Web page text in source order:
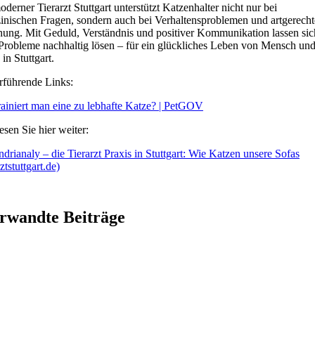
Tierarzt Stuttgart unterstützt Katzenhalter nicht nur bei
Fragen, sondern auch bei Verhaltensproblemen und
Mit Geduld, Verständnis und positiver Kommunikation lassen
nachhaltig lösen – für ein glückliches Leben von Mensch und
Stuttgart.
Links:
man eine zu lebhafte Katze? | PetGOV
Sie hier weiter:
– die Tierarzt Praxis in Stuttgart: Wie Katzen unsere Sofas
Beiträge